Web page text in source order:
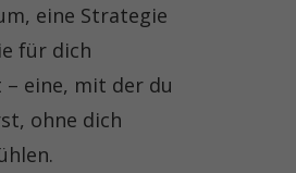
eine Strategie
für dich
eine, mit der du
ohne dich